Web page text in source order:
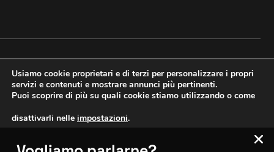
Copyright © 2025 WeDoDigital
Creazione e sviluppo siti web
Usiamo cookie proprietari e di terzi per personalizzare i propri
servizi e contenuti e mostrare annunci più pertinenti.
Puoi scoprire di più su quali cookie stiamo utilizzando o come
disattivarli nelle impostazioni.